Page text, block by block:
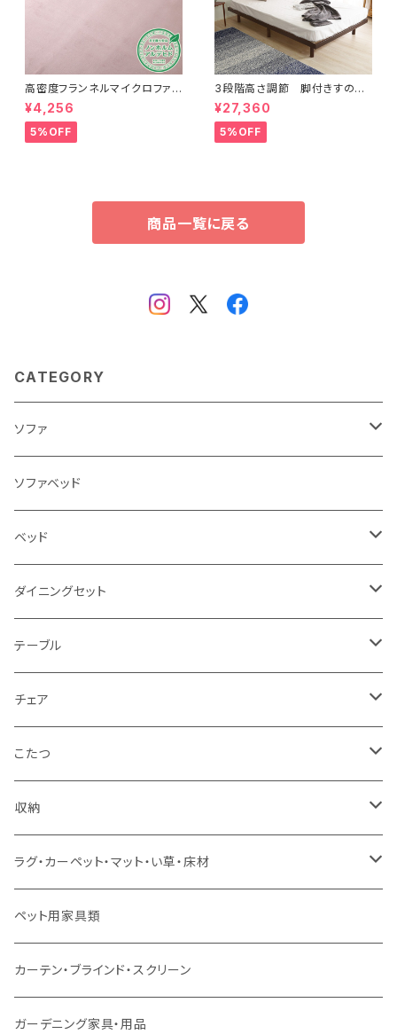
高密度フランネルマイクロファイ
バー・ラグマットLサイズ（200×2
50cm）洗えるラグマット｜ナル
トレア
¥4,256
5%OFF
3段階高さ調節 脚付きすのこ
ベッド(セミダブル) 【Lilitta-リリ
ッタ-】(ポケットコイルロールマッ
トレス付き) セミダブル
¥27,360
5%OFF
商品一覧に戻る
CATEGORY
ソファ
3人掛け
2.5人掛け
2人掛け
1人掛け
カウチソファ
コーナーソファ
ソファセット
スツール・オットマン
ソファ付属品
クッション・座椅子
ソファベッド
ベッド
シングルサイズ以下（フレームのみ）
セミダブルサイズ（フレームのみ）
ダブルサイズ（フレームのみ）
ワイドダブルサイズ以上（フレームのみ）
シングルサイズ以下（マットレス付）
セミダブルサイズ（マットレス付）
ダブルサイズ（マットレス付）
ダブルサイズ以上（マットレス付）
ロフトベッド
ダイニングセット
ダイニング3点セット以下
ダイニング4点セット
ダイニング5点・6点セット
ダイニング7点セット以上
テーブル
センターテーブル
ダイニングテーブル
カウンターテーブル
リフティングテーブル
サイドテーブル・コーヒーテーブル
デスク
チェア
ダイニングチェア
カウンターチェア
キッズチェア
オフィスチェア・ゲーミングチェア
ダイニングベンチ・スツール
こたつ
こたつテーブル
こたつ布団
コタツ・布団セット
収納
本棚・シェルフ
食器棚・収納庫
レンジ台・カウンター
ラック
ラグ・カーペット・マット・い草・床材
マット・フロアタイル
ラグ
カーペット
ペット用家具類
カーテン・ブラインド・スクリーン
ガーデニング家具・用品